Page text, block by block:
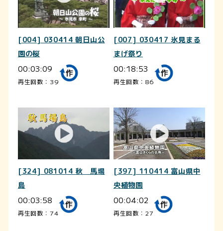
[004] 030414 朝日山公
園の桜
00:03:09
再生回数：39
[007] 030417 氷見まる
まげ祭り
00:18:53
再生回数：86
[324] 081014 秋 馬場
島
00:03:58
再生回数：74
[397] 110414 富山県中
央植物園
00:04:02
再生回数：27